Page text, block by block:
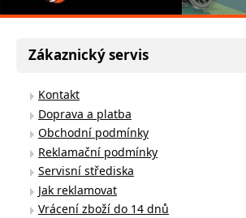
Zákaznický servis
Kontakt
Doprava a platba
Obchodní podmínky
Reklamační podmínky
Servisní střediska
Jak reklamovat
Vrácení zboží do 14 dnů